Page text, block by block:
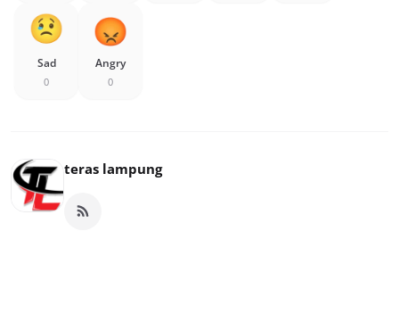
Sad
0
Angry
0
teras lampung